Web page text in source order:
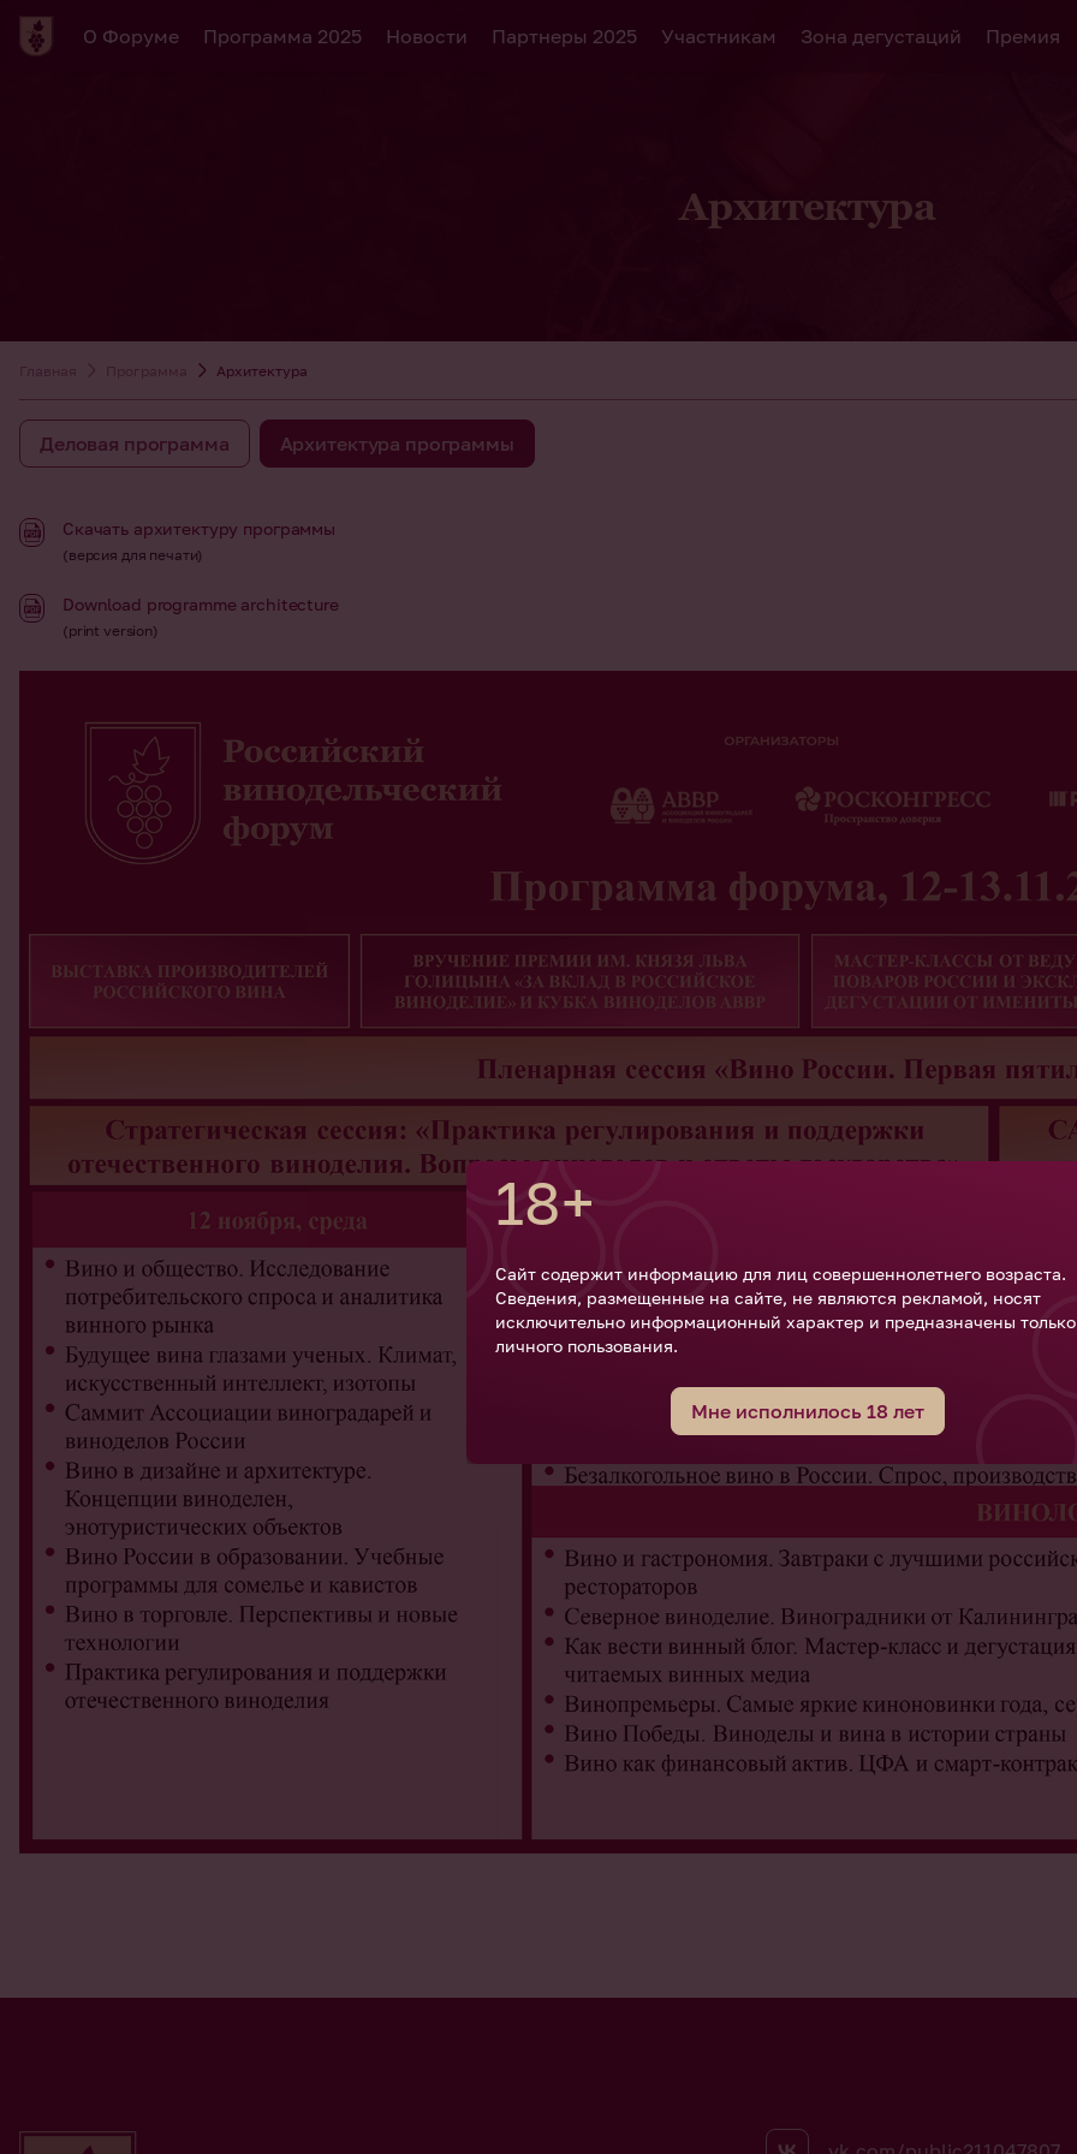
О Форуме Программа 2025 Новости Партнеры 2025 Участникам Зона дегустаций Премия
Архитектура
Главная Программа Архитектура
Деловая программа Архитектура программы
Скачать архитектуру программы
(версия для печати)
Download programme architecture
(print version)
18+
Сайт содержит информацию для лиц совершеннолетнего возраста.
Сведения, размещенные на сайте, не являются рекламой, носят
исключительно информационный характер и предназначены
личного пользования.
Мне исполнилось 18 лет